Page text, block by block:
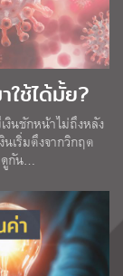
ช้ได้มั้ย?
งินชักหน้าไม่ถึงหลัง
เริ่มตึงจากวิกฤต
ดูกัน…